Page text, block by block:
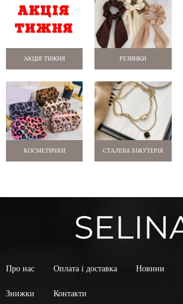
АКЦІЯ ТИЖНЯ РЕЗИНКИ
КОСМЕТИЧКИ СТАЛЕВА БІЖУТЕРІЯ
Про нас Оплата і доставка Новини
Знижки Контакти